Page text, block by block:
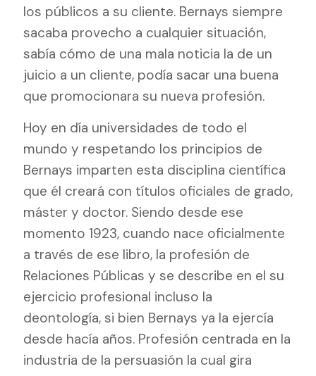
los públicos a su cliente. Bernays siempre
sacaba provecho a cualquier situación,
sabía cómo de una mala noticia la de un
juicio a un cliente, podía sacar una buena
que promocionara su nueva profesión.
Hoy en día universidades de todo el
mundo y respetando los principios de
Bernays imparten esta disciplina científica
que él creará con títulos oficiales de grado,
máster y doctor. Siendo desde ese
momento 1923, cuando nace oficialmente
a través de ese libro, la profesión de
Relaciones Públicas y se describe en el su
ejercicio profesional incluso la
deontología, si bien Bernays ya la ejercía
desde hacía años. Profesión centrada en la
industria de la persuasión la cual gira